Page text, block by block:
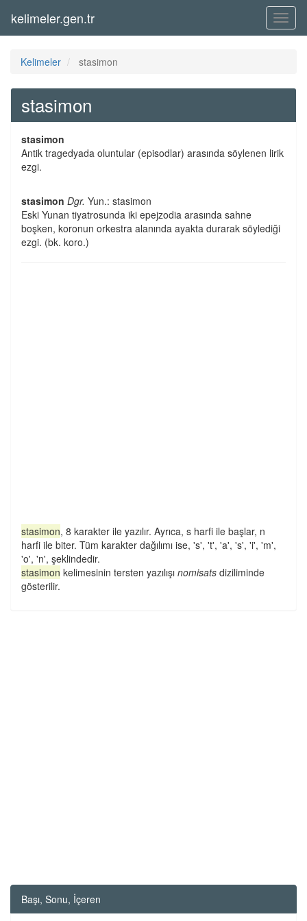
Menü
kelimeler.gen.tr
Kelimeler stasimon
stasimon
stasimon
Antik tragedyada oluntular (episodlar) arasında söylenen lirik
ezgi.
stasimon Dgr. Yun.: stasimon
Eski Yunan tiyatrosunda iki epejzodia arasında sahne
boşken, koronun orkestra alanında ayakta durarak söylediği
ezgi. (bk. koro.)
stasimon, 8 karakter ile yazılır. Ayrıca, s harfi ile başlar, n
harfi ile biter. Tüm karakter dağılımı ise, 's', 't', 'a', 's', 'i', 'm',
'o', 'n', şeklindedir.
stasimon kelimesinin tersten yazılışı nomisats diziliminde
gösterilir.
Başı, Sonu, İçeren